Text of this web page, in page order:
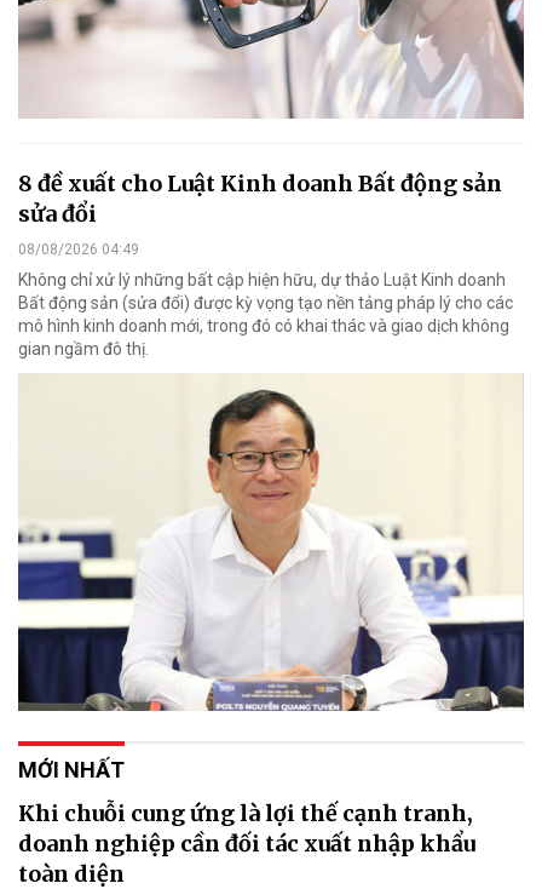
8 đề xuất cho Luật Kinh doanh Bất động sản
sửa đổi
08/08/2026 04:49
Không chỉ xử lý những bất cập hiện hữu, dự thảo Luật Kinh doanh
Bất động sản (sửa đổi) được kỳ vọng tạo nền tảng pháp lý cho các
mô hình kinh doanh mới, trong đó có khai thác và giao dịch không
gian ngầm đô thị.
MỚI NHẤT
Khi chuỗi cung ứng là lợi thế cạnh tranh,
doanh nghiệp cần đối tác xuất nhập khẩu
toàn diện